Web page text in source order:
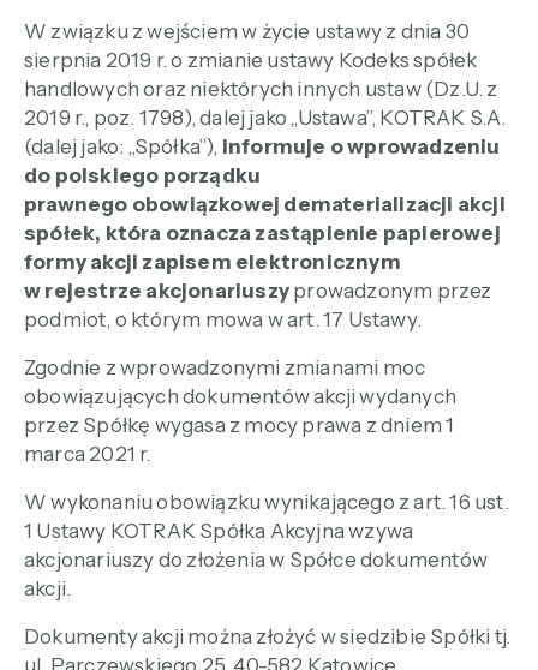
W związku z wejściem w życie ustawy z dnia 30
sierpnia 2019 r. o zmianie ustawy Kodeks spółek
handlowych oraz niektórych innych ustaw (Dz.U. z
2019 r., poz. 1798), dalej jako „Ustawa”, KOTRAK S.A.
(dalej jako: „Spółka”), informuje o wprowadzeniu
do polskiego porządku
prawnego obowiązkowej dematerializacji akcji
spółek, która oznacza zastąpienie papierowej
formy akcji zapisem elektronicznym
w rejestrze akcjonariuszy prowadzonym przez
podmiot, o którym mowa w art. 17 Ustawy.
Zgodnie z wprowadzonymi zmianami moc
obowiązujących dokumentów akcji wydanych
przez Spółkę wygasa z mocy prawa z dniem 1
marca 2021 r.
W wykonaniu obowiązku wynikającego z art. 16 ust.
1 Ustawy KOTRAK Spółka Akcyjna wzywa
akcjonariuszy do złożenia w Spółce dokumentów
akcji.
Dokumenty akcji można złożyć w siedzibie Spółki tj.
ul. Parczewskiego 25, 40-582 Katowice,